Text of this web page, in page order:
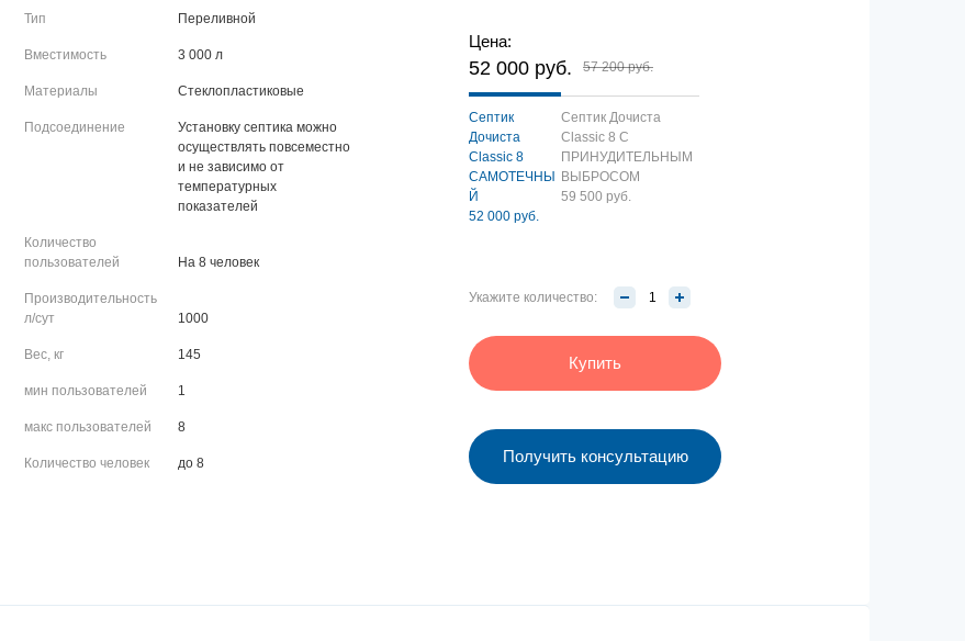
Тип Переливной
Вместимость 3 000 л
Материалы Стеклопластиковые
Подсоединение
Установку септика можно
осуществлять повсеместно
и не зависимо от
температурных
показателей
Количество
пользователей
На 8 человек
Производительность
л/сут
1000
Вес, кг 145
мин пользователей 1
макс пользователей 8
Количество человек до 8
Цена:
52 000 руб. 57 200 руб.
Септик
Дочиста
Classic 8
САМОТЕЧНЫ
Й
52 000 руб.
Септик Дочиста
Classic 8 С
ПРИНУДИТЕЛЬНЫМ
ВЫБРОСОМ
59 500 руб.
Укажите количество:
Купить
Получить консультацию